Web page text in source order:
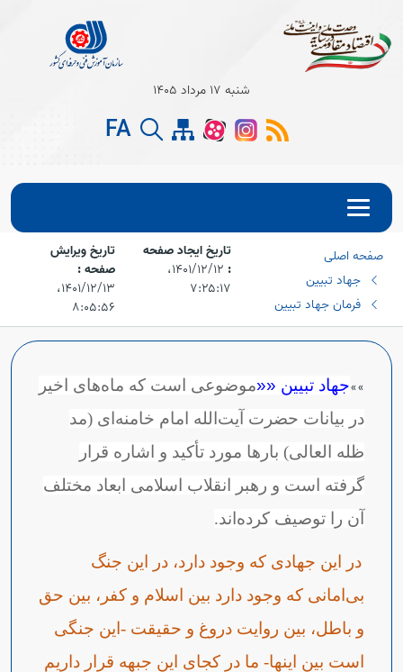
شنبه 17 مرداد 1405
FA
صفحه اصلی
جهاد تبیین
فرمان جهاد تبیین
تاریخ ایجاد صفحه
:
۱۴۰۱/۱۲/۱۲،‏
۷:۲۵:۱۷
تاریخ ویرایش
صفحه :
۱۴۰۱/۱۲/۱۳،‏
۸:۰۵:۵۶
»
»جهاد تبیین ««موضوعی است که ماه‌های اخیر
در بیانات حضرت آیت‌الله امام خامنه‌ای (مد
ظله العالی) بارها مورد تأکید و اشاره قرار
گرفته است و رهبر انقلاب اسلامی ابعاد مختلف
آن را توصیف کرده‌اند.
در این جهادی که وجود دارد، در این جنگ
بی‌امانی که وجود دارد بین اسلام و کفر، بین حق
و باطل، بین روایت دروغ و حقیقت -این جنگی
است بین اینها- ما در کجای این جبهه قرار داریم